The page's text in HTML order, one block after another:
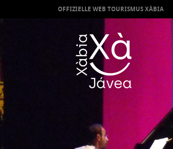
OFFIZIELLE WEB TOURISMUS XÀBIA